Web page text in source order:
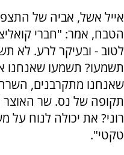
אייל אשל, אביה של
הטבח, אמר: "חברי
לטוב - ובעיקר לרע. לא
תשמעו? תשמעו שאנחנו
שאנחנו מתקרבנים,
תקופה של נס. שר
רוני? את יכולה לנוח
טקטי".